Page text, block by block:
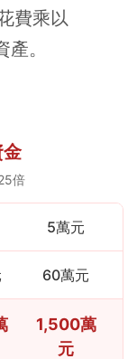
費乘以
。
倍
5萬元
60萬元
1,500萬
元